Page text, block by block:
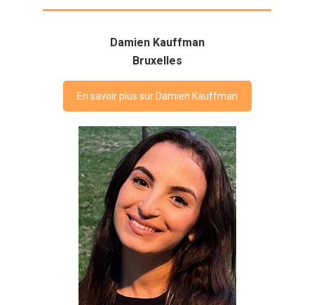
Damien Kauffman
Bruxelles
En savoir plus sur Damien Kauffman